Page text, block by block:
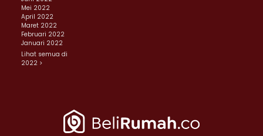
Mei 2022
April 2022
Maret 2022
Februari 2022
Januari 2022
Lihat semua di
2022 >